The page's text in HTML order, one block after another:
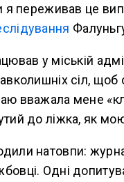
я переживав це
у міській
сіл,
вважала мене
до ліжка, як
натовпи:
Одні